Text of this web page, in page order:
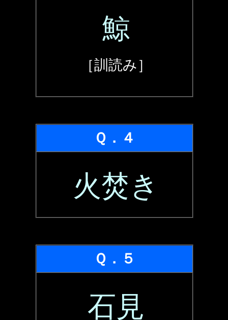
鯨
［訓読み］
Ｑ．４
火焚き
Ｑ．５
石見